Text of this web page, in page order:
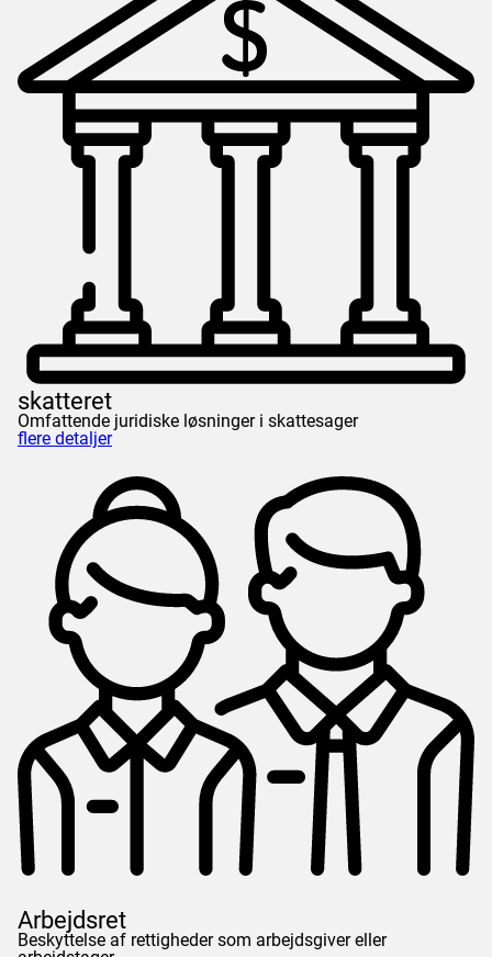
skatteret
Omfattende juridiske løsninger i skattesager
flere detaljer
Arbejdsret
Beskyttelse af rettigheder som arbejdsgiver eller